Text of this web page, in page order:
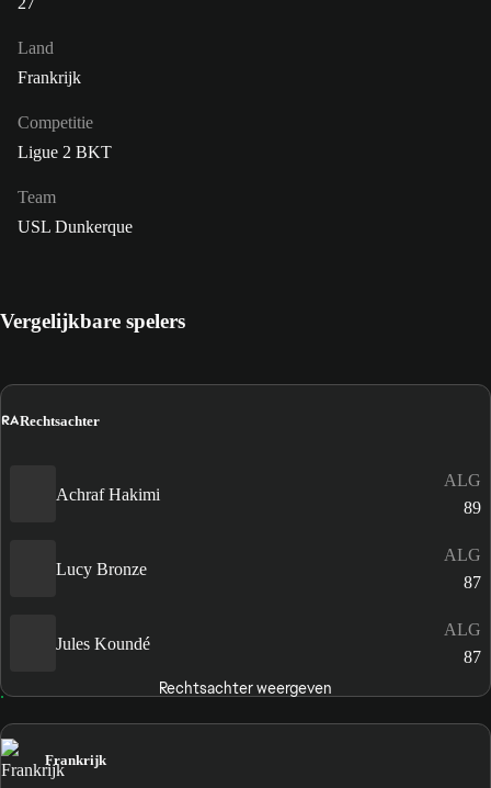
Land
Frankrijk
Competitie
Ligue 2 BKT
Team
USL Dunkerque
Vergelijkbare spelers
RARechtsachter
Achraf Hakimi
ALG
89
Lucy Bronze
ALG
87
Jules Koundé
ALG
87
Rechtsachter weergeven
Frankrijk